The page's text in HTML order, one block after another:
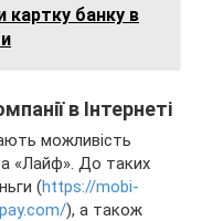
картку банку в
в Інтернеті
можливість
«Лайф». До таких
(https://mobi-
), а також